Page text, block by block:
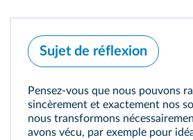
Sujet de réflexion
Pensez-vous que nous pouvons
sincèrement et exactement nos
nous transformons
avons vécu, par exemple pour